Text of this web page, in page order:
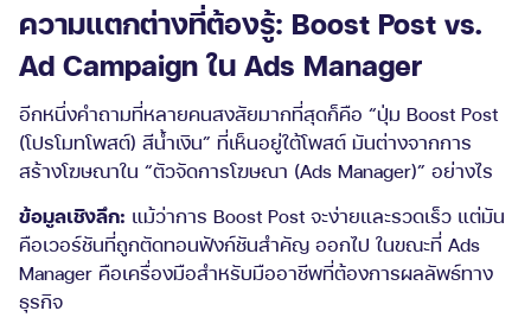
ความแตกต่างที่ต้องรู้: Boost Post vs.
Ad Campaign ใน Ads Manager
อีกหนึ่งคำถามที่หลายคนสงสัยมากที่สุดก็คือ “ปุ่ม Boost Post
(โปรโมทโพสต์) สีน้ำเงิน” ที่เห็นอยู่ใต้โพสต์ มันต่างจากการ
สร้างโฆษณาใน “ตัวจัดการโฆษณา (Ads Manager)” อย่างไร
ข้อมูลเชิงลึก: แม้ว่าการ Boost Post จะง่ายและรวดเร็ว แต่มัน
คือเวอร์ชันที่ถูกตัดทอนฟังก์ชันสำคัญ ออกไป ในขณะที่ Ads
Manager คือเครื่องมือสำหรับมืออาชีพที่ต้องการผลลัพธ์ทาง
ธุรกิจ